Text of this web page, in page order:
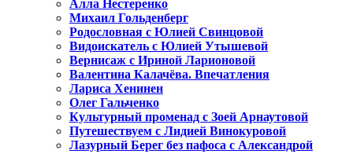
Алла Нестеренко
Михаил Гольденберг
Родословная с Юлией Свинцовой
Видоискатель с Юлией Утышевой
Вернисаж с Ириной Ларионовой
Валентина Калачёва. Впечатления
Лариса Хенинен
Олег Гальченко
Культурный променад с Зоей Арнаутовой
Путешествуем с Лидией Винокуровой
Лазурный Берег без пафоса с Александрой